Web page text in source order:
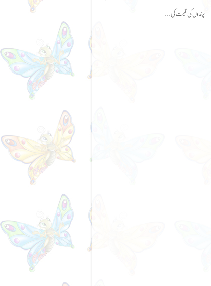
پرندوں کی قیمت کی…